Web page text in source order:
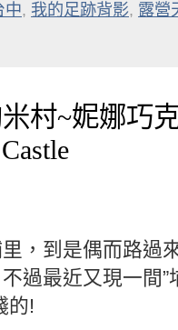
中, 我的足跡背影, 露營
村~妮娜巧
，到是偶而路過
過最近又現一間”
的!